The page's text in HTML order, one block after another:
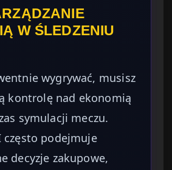
W ŚLEDZENIU
wygrywać, musisz
kontrolę nad ekonomią
symulacji meczu.
często podejmuje
decyzje zakupowe,